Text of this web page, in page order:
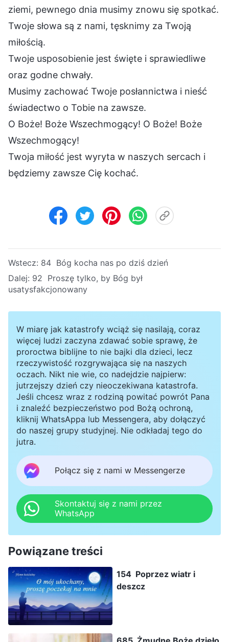
ziemi, pewnego dnia musimy znowu się spotkać.
Twoje słowa są z nami, tęsknimy za Twoją
miłością.
Twoje usposobienie jest święte i sprawiedliwe
oraz godne chwały.
Musimy zachować Twoje posłannictwa i nieść
świadectwo o Tobie na zawsze.
O Boże! Boże Wszechmogący! O Boże! Boże
Wszechmogący!
Twoja miłość jest wyryta w naszych sercach i
będziemy zawsze Cię kochać.
Wstecz: 84 Bóg kocha nas po dziś dzień
Dalej: 92 Proszę tylko, by Bóg był
usatysfakcjonowany
W miarę jak katastrofy wciąż się nasilają, coraz
więcej ludzi zaczyna zdawać sobie sprawę, że
proroctwa biblijne to nie bajki dla dzieci, lecz
rzeczywistość rozgrywająca się na naszych
oczach. Nikt nie wie, co nadejdzie najpierw:
jutrzejszy dzień czy nieoczekiwana katastrofa.
Jeśli chcesz wraz z rodziną powitać powrót Pana
i znaleźć bezpieczeństwo pod Bożą ochroną,
kliknij WhatsAppa lub Messengera, aby dołączyć
do naszej grupy studyjnej. Nie odkładaj tego do
jutra.
Połącz się z nami w Messengerze
Skontaktuj się z nami przez
WhatsApp
Powiązane treści
154 Poprzez wiatr i
deszcz